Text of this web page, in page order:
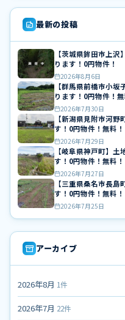
最新の投稿
【茨城県鉾田市上
ります！0円物件！
2026年8月6日
【群馬県前橋市小
ります！0円物件！無
2026年7月30日
【新潟県見附市河
す！0円物件！無料！
2026年7月29日
【岐阜県神戸町】
す！0円物件！無料！
2026年7月27日
【三重県桑名市長
す！0円物件！無料！
2026年7月25日
アーカイブ
2026年8月 1件
2026年7月 22件